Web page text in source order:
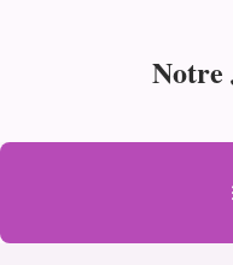
Notre